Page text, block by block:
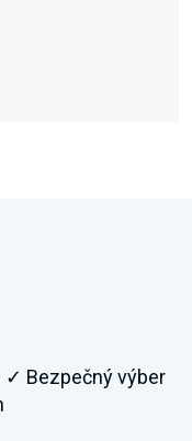
✓ Bezpečný výber